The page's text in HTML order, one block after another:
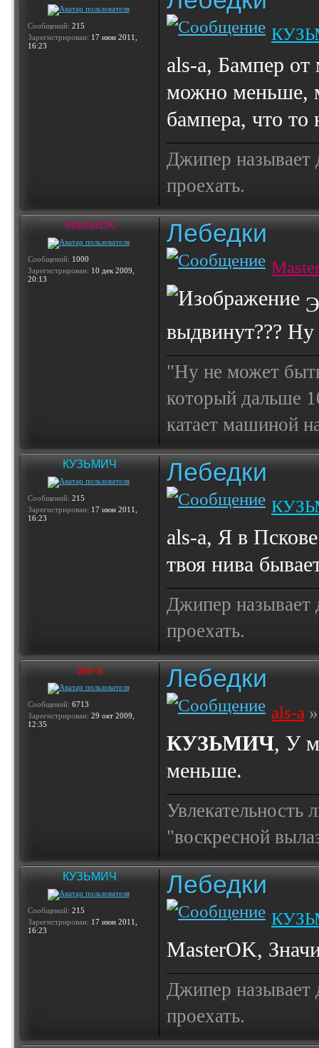
Сообщений: 215
Зарегистрирован: 17 июн 2011,
16:23
als-a, Бампер от
можно меньше,
бампера, что
Джипер называет
проехать.
MasterOK
Сообщений: 1000
Зарегистрирован: 10 дек 2009,
20:13
Лебедки
выдвинут??? Ну
"Ну не может
который дальше
катает машиной
КУЗЬМИЧ
Сообщений: 215
Зарегистрирован: 17 июн 2011,
16:23
Лебедки
als-a, Я в
твоя нива
Джипер называет
проехать.
als-a
Сообщений: 6713
Зарегистрирован: 29 окт 2009,
12:35
Лебедки
als-a
КУЗЬМИЧ, У
меньше.
Увлекательность
"воскресной
КУЗЬМИЧ
Сообщений: 215
Зарегистрирован: 17 июн 2011,
16:23
Лебедки
MasterOK,
Джипер называет
проехать.